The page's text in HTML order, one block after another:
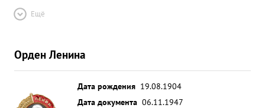
Ещё
Орден Ленина
Дата рождения 19.08.1904
Дата документа 06.11.1947